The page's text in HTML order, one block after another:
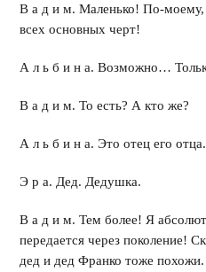
В а д и м. Маленько! По-моему,
всех основных черт!
А л ь б и н а. Возможно…
В а д и м. То есть? А кто же?
А л ь б и н а. Это отец его
Э р а. Дед. Дедушка.
В а д и м. Тем более! Я
передается через поколение!
дед и дед Франко тоже похожи.